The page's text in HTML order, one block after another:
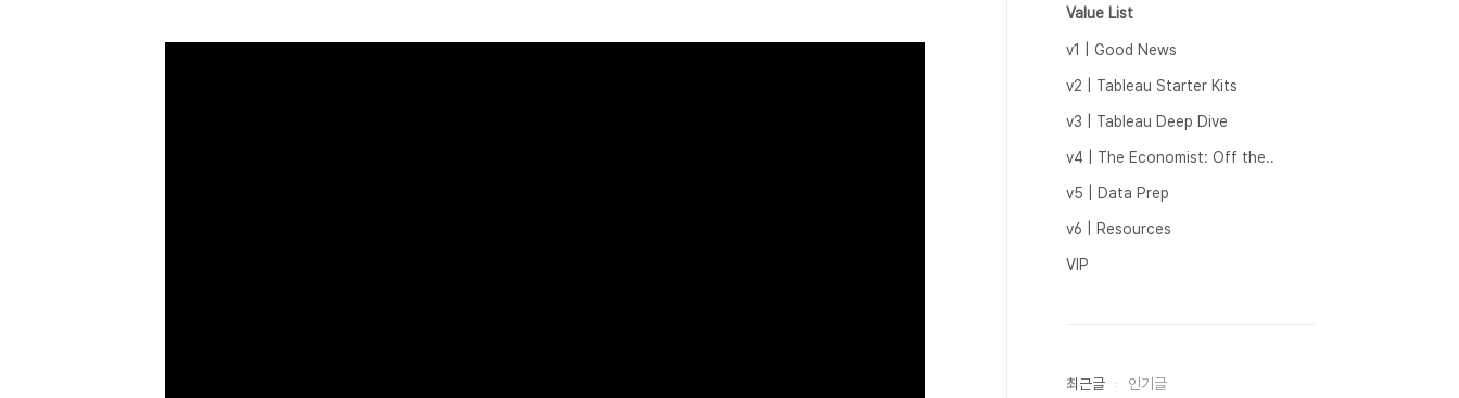
Value List
v1 | Good News
v2 | Tableau Starter Kits
v3 | Tableau Deep Dive
v4 | The Economist: Off the..
v5 | Data Prep
v6 | Resources
VIP
최근글 인기글